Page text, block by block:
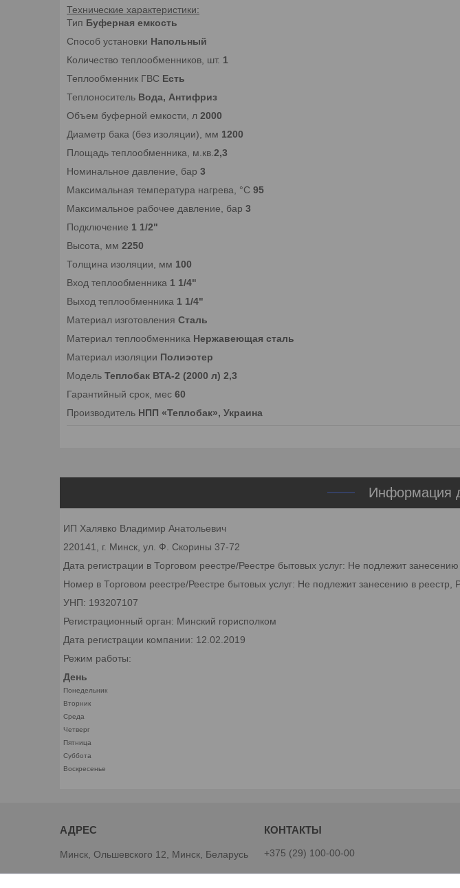
Технические характеристики:
Тип Буферная емкость
Способ установки Напольный
Количество теплообменников, шт. 1
Теплообменник ГВС Есть
Теплоноситель Вода, Антифриз
Объем буферной емкости, л 2000
Диаметр бака (без изоляции), мм 1200
Площадь теплообменника, м.кв. 2,3
Номинальное давление, бар 3
Максимальная температура нагрева, °C 95
Максимальное рабочее давление, бар 3
Подключение 1 1/2"
Высота, мм 2250
Толщина изоляции, мм 100
Вход теплообменника 1 1/4"
Выход теплообменника 1 1/4"
Материал изготовления Сталь
Материал теплообменника Нержавеющая сталь
Материал изоляции Полиэстер
Модель Теплобак ВТА-2 (2000 л) 2,3
Гарантийный срок, мес 60
Производитель НПП «Теплобак», Украина
Информация
ИП Халявко Владимир Анатольевич
220141, г. Минск, ул. Ф. Скорины 37-72
Дата регистрации в Торговом реестре/Реестре бытовых услуг: Не подлежит занесению
Номер в Торговом реестре/Реестре бытовых услуг: Не подлежит занесению в реестр,
УНП: 193207107
Регистрационный орган: Минский горисполком
Дата регистрации компании: 12.02.2019
Режим работы:
День
Понедельник
Вторник
Среда
Четверг
Пятница
Суббота
Воскресенье
Минск, Ольшевского 12, Минск, Беларусь +375 (29) 100-00-00